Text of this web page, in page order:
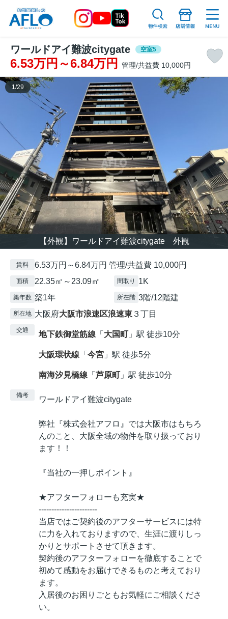
ワールドアイ難波citygate 空室5
6.53万円～6.84万円 管理/共益費 10,000円
【外観】ワールドアイ難波citygate 外観
1/29
賃料 6.53万円～6.84万円 管理/共益費 10,000円
面積 22.35㎡～23.09㎡ 間取り 1K
築年数 築1年 所在階 3階/12階建
所在地 大阪府大阪市浪速区浪速東 ３丁目
交通 地下鉄御堂筋線 「 大国町 」駅 徒歩10分
大阪環状線 「 今宮 」駅 徒歩5分
南海汐見橋線 「 芦原町 」駅 徒歩10分
備考 ワールドアイ難波citygate
弊社『株式会社アフロ』では大阪市はもちろ
んのこと、大阪全域の物件を取り扱っており
ます！！
『当社の一押しポイント』
★アフターフォローも充実★
-----------------------
当店ではご契約後のアフターサービスには特
に力を入れておりますので、生涯に渡りしっ
かりとサポートさせて頂きます。
契約後のアフターフォローを徹底することで
初めて感動をお届けできるものと考えており
ます。
入居後のお困りごともお気軽にご相談くださ
い。